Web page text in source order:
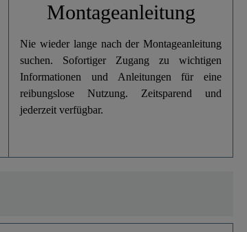
Montageanleitung
Nie wieder lange nach der Montageanleitung
suchen. Sofortiger Zugang zu wichtigen
Informationen und Anleitungen für eine
reibungslose Nutzung. Zeitsparend und
jederzeit verfügbar.